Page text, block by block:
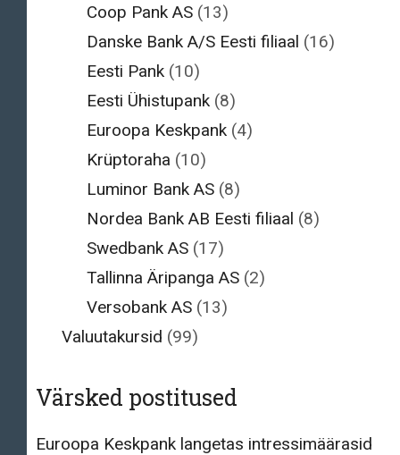
Coop Pank AS (13)
Danske Bank A/S Eesti filiaal (16)
Eesti Pank (10)
Eesti Ühistupank (8)
Euroopa Keskpank (4)
Krüptoraha (10)
Luminor Bank AS (8)
Nordea Bank AB Eesti filiaal (8)
Swedbank AS (17)
Tallinna Äripanga AS (2)
Versobank AS (13)
Valuutakursid (99)
Värsked postitused
Euroopa Keskpank langetas intressimäärasid